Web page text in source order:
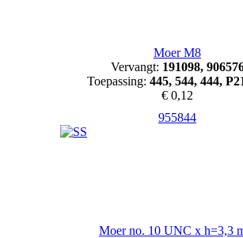
Moer M8
Vervangt: 191098,
Toepassing: 445, 544, 444,
€ 0,12
955844
Moer no. 10 UNC x h=3,3